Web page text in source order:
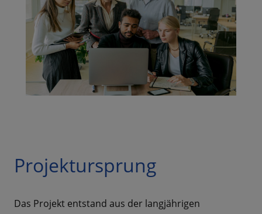
Projektursprung
Das Projekt entstand aus der langjährigen